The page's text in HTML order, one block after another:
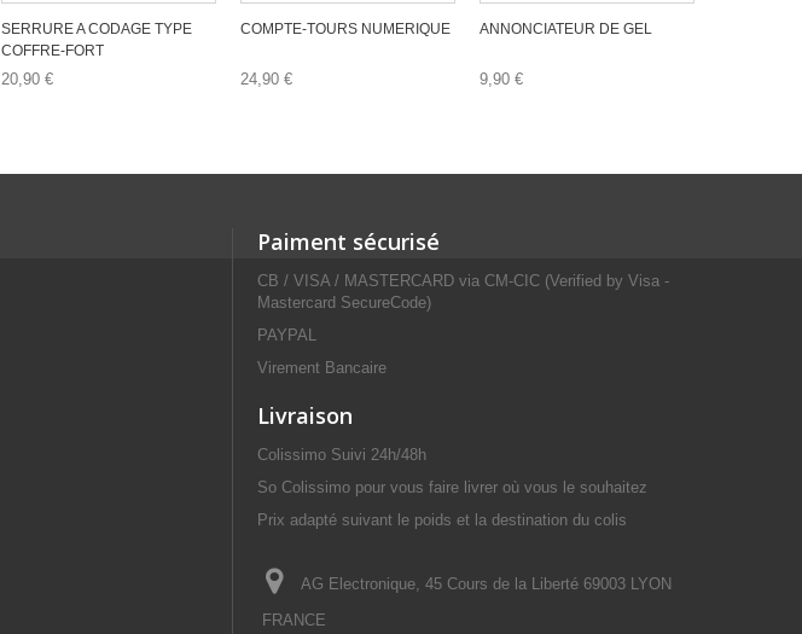
SERRURE A CODAGE TYPE
COFFRE-FORT
20,90 €
COMPTE-TOURS NUMERIQUE
24,90 €
ANNONCIATEUR DE GEL
9,90 €
Paiment sécurisé
CB / VISA / MASTERCARD via CM-CIC (Verified by Visa -
Mastercard SecureCode)
PAYPAL
Virement Bancaire
Livraison
Colissimo Suivi 24h/48h
So Colissimo pour vous faire livrer où vous le souhaitez
Prix adapté suivant le poids et la destination du colis
AG Electronique, 45 Cours de la Liberté 69003 LYON
FRANCE